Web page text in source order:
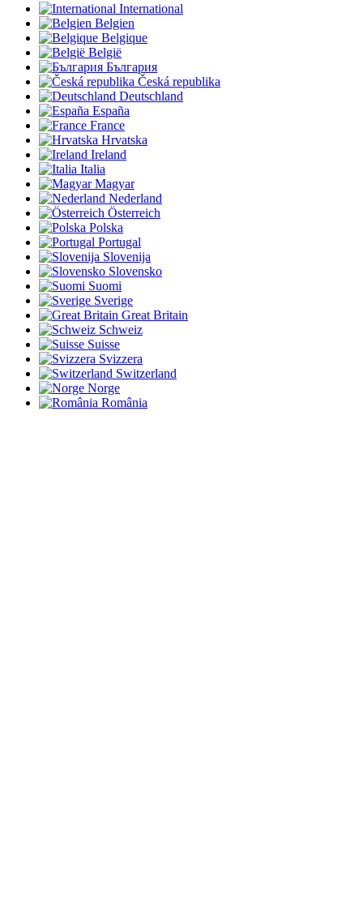
International
Belgien
Belgique
België
България
Česká republika
Deutschland
España
France
Hrvatska
Ireland
Italia
Magyar
Nederland
Österreich
Polska
Portugal
Slovenija
Slovensko
Suomi
Sverige
Great Britain
Schweiz
Suisse
Svizzera
Switzerland
Norge
România